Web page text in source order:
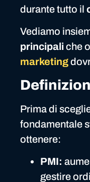
durante tutto il
Vediamo
principali che
marketing
Prima di
fondamentale
ottenere:
PMI:
gestire